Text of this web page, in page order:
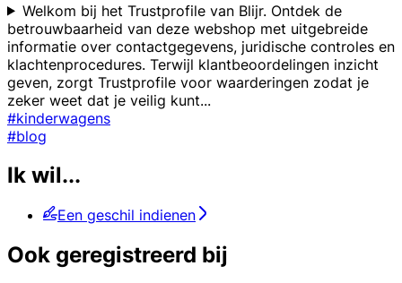
Welkom bij het Trustprofile van Blijr. Ontdek de
betrouwbaarheid van deze webshop met uitgebreide
informatie over contactgegevens, juridische controles en
klachtenprocedures. Terwijl klantbeoordelingen inzicht
geven, zorgt Trustprofile voor waarderingen zodat je
zeker weet dat je veilig kunt...
#kinderwagens
#blog
Ik wil...
Een geschil indienen
Ook geregistreerd bij